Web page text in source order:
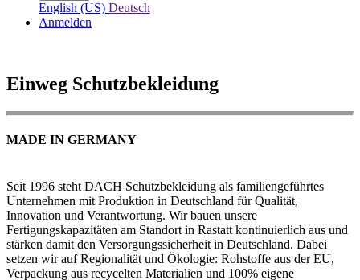
English (US) Deutsch
Anmelden
Einweg Schutzbekleidung
MADE IN GERMANY
Seit 1996 steht DACH Schutzbekleidung als familiengeführtes
Unternehmen mit Produktion in Deutschland für Qualität,
Innovation und Verantwortung. Wir bauen unsere
Fertigungskapazitäten am Standort in Rastatt kontinuierlich aus und
stärken damit den Versorgungssicherheit in Deutschland. Dabei
setzen wir auf Regionalität und Ökologie: Rohstoffe aus der EU,
Verpackung aus recycelten Materialien und 100% eigene